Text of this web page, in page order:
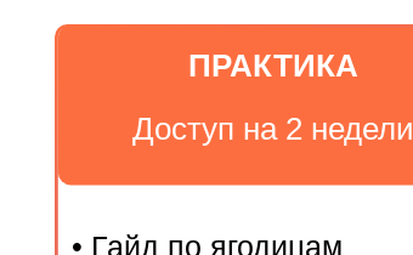
ПРАКТИКА
• Гайд по ягодицам
Доступ на 2 недели